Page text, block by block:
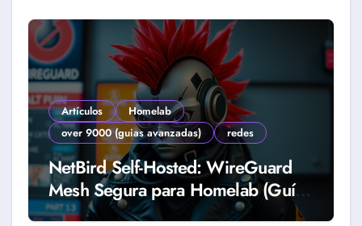
Artículos
Homelab
over 9000 (guias avanzadas)
redes
NetBird Self-Hosted: WireGuard
Mesh Segura para Homelab (Guía
2026)